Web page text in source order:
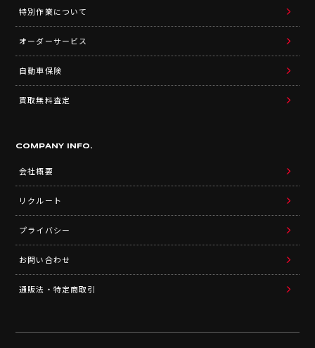
特別作業について
オーダーサービス
自動車保険
買取無料査定
COMPANY INFO.
会社概要
リクルート
プライバシー
お問い合わせ
通販法・特定商取引